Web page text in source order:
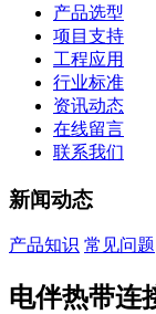
产品选型
项目支持
工程应用
行业标准
资讯动态
在线留言
联系我们
新闻动态
产品知识 常见问题
电伴热带连